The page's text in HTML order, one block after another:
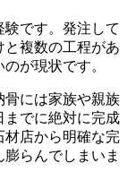
です。発注して
複数の工程があ
が現状です。
骨には家族や親族
までに絶対に完成
材店から明確な完
らんでしまいま